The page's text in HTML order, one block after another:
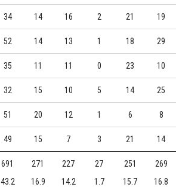
34 14 16 2 21 19
52 14 13 1 18 29
35 11 11 0 23 10
32 15 10 5 14 25
51 20 12 1 6 8
49 15 7 3 21 14
691 271 227 27 251 269
43.2 16.9 14.2 1.7 15.7 16.8